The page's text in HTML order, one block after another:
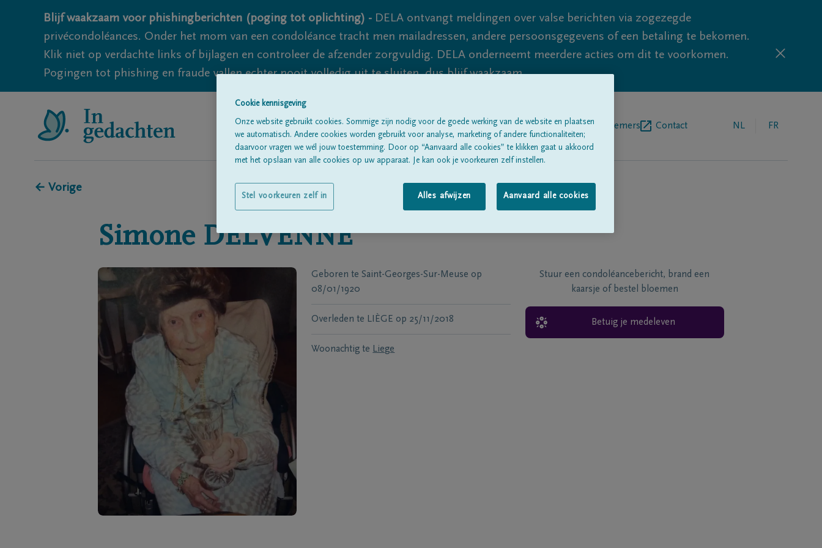
Blijf waakzaam voor phishingberichten (poging tot oplichting) - DELA ontvangt meldingen over valse berichten via zogezegde
privécondoléances. Onder het mom van een condoléance tracht men mailadressen, andere persoonsgegevens of een betaling te bekomen.
Klik niet op verdachte links of bijlagen en controleer de afzender zorgvuldig. DELA onderneemt meerdere acties om dit te voorkomen.
Pogingen tot phishing en fraude vallen echter nooit volledig uit te sluiten, dus blijf waakzaam.
Alle rouwberichtenOver onsBegrafenisondernemers Contact NL FR
← Vorige
Simone DELVENNE
Geboren te Saint-Georges-Sur-Meuse op
08/01/1920
Overleden te LIÈGE op 25/11/2018
Woonachtig te Liege
Stuur een condoléancebericht, brand een
kaarsje of bestel bloemen
Betuig je medeleven
Cookie kennisgeving
Onze website gebruikt cookies. Sommige zijn nodig voor de goede werking van de website en plaatsen
we automatisch. Andere cookies worden gebruikt voor analyse, marketing of andere functionaliteiten;
daarvoor vragen we wél jouw toestemming. Door op “Aanvaard alle cookies” te klikken gaat u akkoord
met het opslaan van alle cookies op uw apparaat. Je kan ook je voorkeuren zelf instellen.
Alles afwijzen Aanvaard alle cookies
Stel voorkeuren zelf in